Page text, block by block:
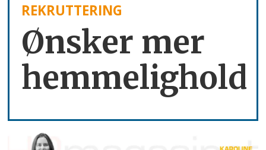
REKRUTTERING
Ønsker mer
hemmelighold